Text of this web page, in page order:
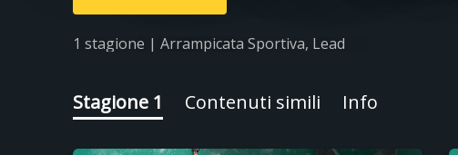
1 stagione | Arrampicata Sportiva, Lead
Stagione 1 Contenuti simili Info